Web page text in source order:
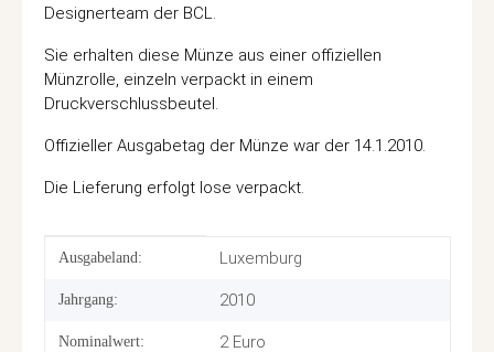
Designerteam der BCL.
Sie erhalten diese Münze aus einer offiziellen
Münzrolle, einzeln verpackt in einem
Druckverschlussbeutel.
Offizieller Ausgabetag der Münze war der 14.1.2010.
Die Lieferung erfolgt lose verpackt.
Produkteigenschaft
Wert
Ausgabeland: Luxemburg
Jahrgang: 2010
Nominalwert: 2 Euro